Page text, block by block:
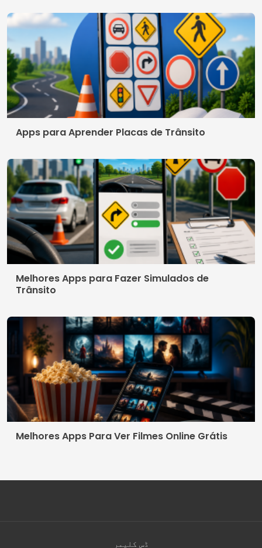
Apps para Aprender Placas de Trânsito
Melhores Apps para Fazer Simulados de
Trânsito
Melhores Apps Para Ver Filmes Online Grátis
ڈس کلیمر